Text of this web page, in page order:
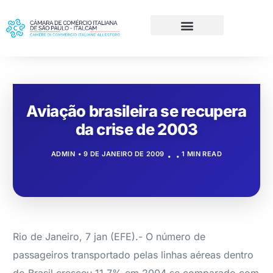
Aviação brasileira se recupera
da crise de 2003
ADMIN 9 DE JANEIRO DE 2009 1 MIN READ
Rio de Janeiro, 7 jan (EFE).- O número de
passageiros transportado pelas linhas aéreas dentro